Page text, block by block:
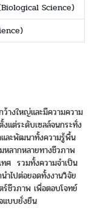
Science)
างใหญ่และมีความความ
แต่ระดับเซลล์จนกระทั่ง
และพัฒนาทั้งความรู้พื้น
หลากหลายทางชีวภาพ
ทศ รวมทั้งความจำเป็น
ำไปต่อยอดทั้งงานวิจัย
ร์ชีวภาพ เพื่อตอบโจทย์
แบบยั่งยืน